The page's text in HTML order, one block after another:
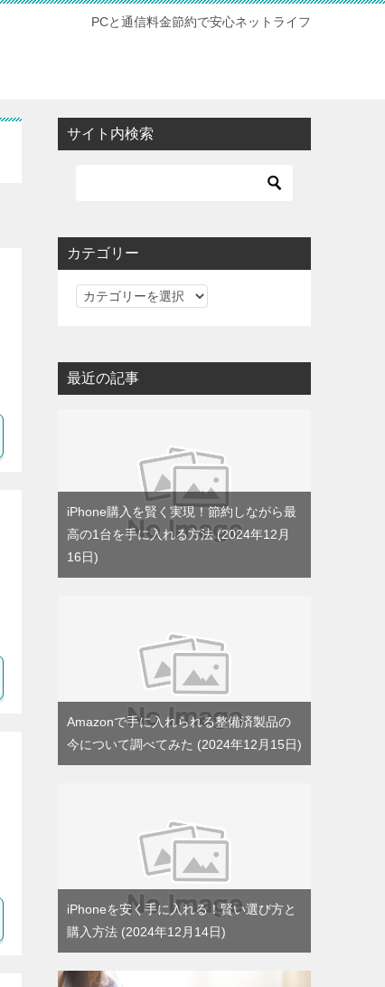
PCと通信料金節約で安心ネットライフ
サイト内検索
カテゴリー
カ
リ
ー
最近の記事
iPhone購入を賢く実現！節約しながら最
高の1台を手に入れる方法 2024年12月
16日
Amazonで手に入れられる整備済製品の
今について調べてみた
2024年12月15日
iPhoneを安く手に入れる！賢い選び方と
購入方法
2024年12月14日